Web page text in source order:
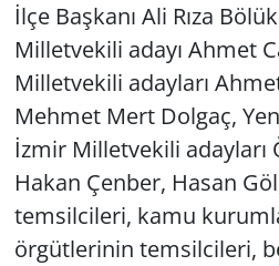
İlçe Başkanı Ali Rıza
Milletvekili adayı Ahmet
Milletvekili adayları
Mehmet Mert Dolgaç,
İzmir Milletvekili adayları
Hakan Çenber, Hasan
temsilcileri, kamu
örgütlerinin temsilcileri,